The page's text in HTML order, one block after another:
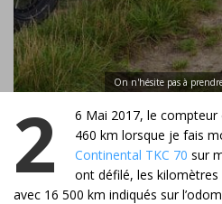
On n'hésite pas à
2
6 Mai 2017, le
460 km lorsque je fais
Continental TKC 70 sur
ont défilé, les kilomètres
avec 16 500 km indiqués sur